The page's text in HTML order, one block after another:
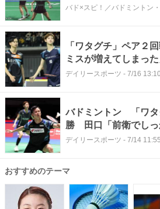
て、そこが点差に表
バド×スピ！／バドミントン
「ワタグチ」ペア２
ミスが増えてしまっ
先手だった」 バドミ
デイリースポーツ - 7/16 13:10
バドミントン 「ワタ
勝 田口「前衛でし
辺「攻めやすい展開が
デイリースポーツ - 7/14 11:55
おすすめのテーマ